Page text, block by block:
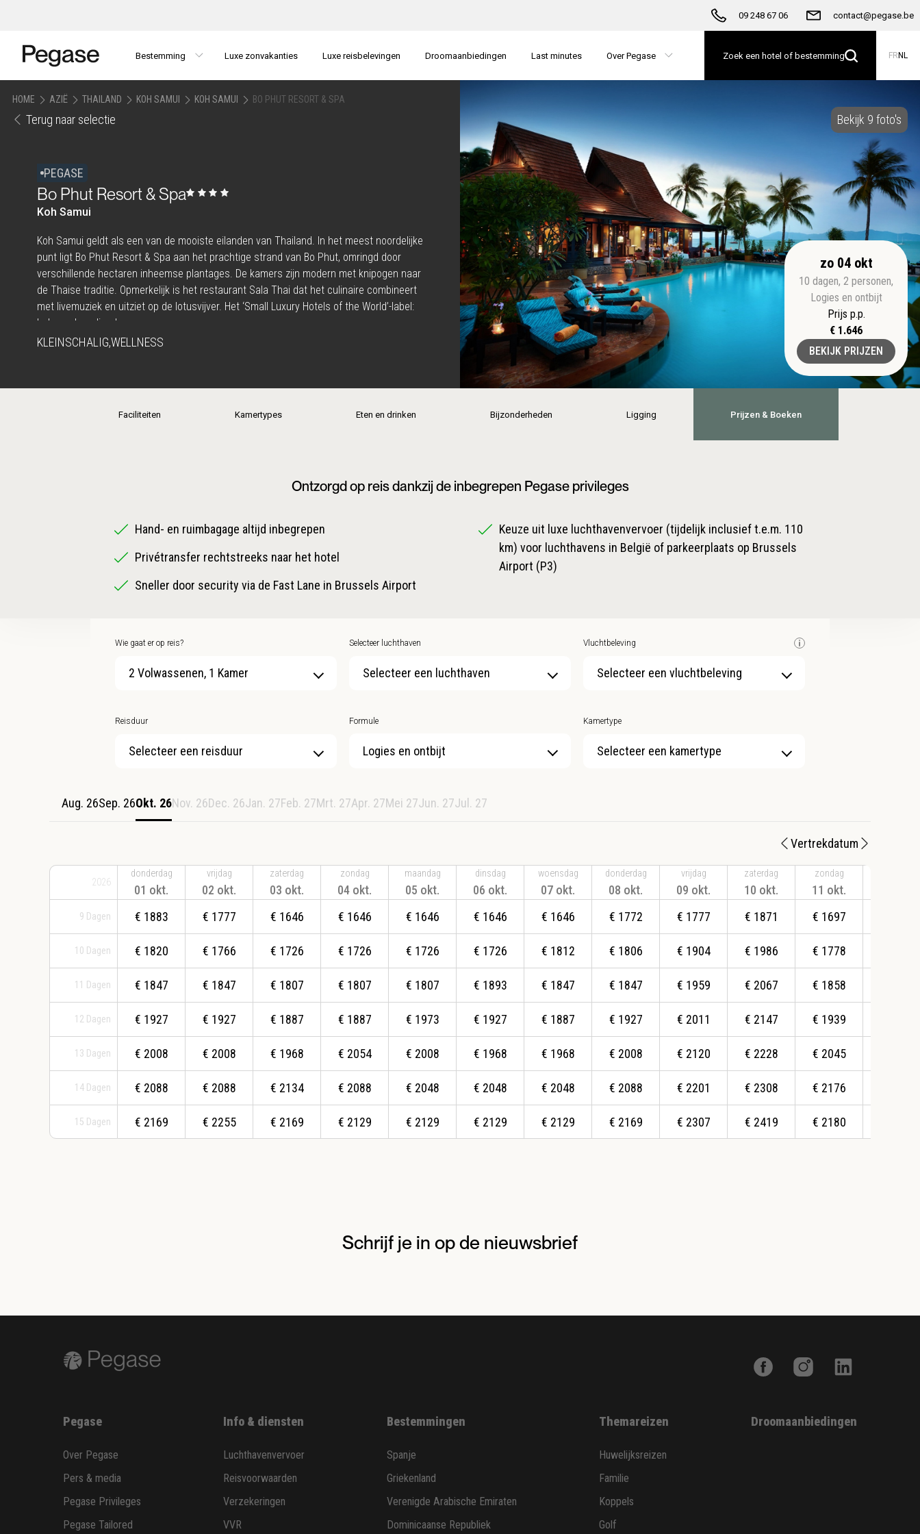
09 248 67 06 contact@pegase.be
Bestemming Luxe zonvakanties Luxe reisbelevingen Droomaanbiedingen Last minutes Over Pegase Zoek een hotel of bestemming FR NL
HOME AZIË THAILAND KOH SAMUI KOH SAMUI BO PHUT RESORT & SPA
Terug naar selectie Bekijk 9 foto's
PEGASE
Bo Phut Resort & Spa
Koh Samui
Koh Samui geldt als een van de mooiste eilanden van Thailand. In het meest noordelijke
punt ligt Bo Phut Resort & Spa aan het prachtige strand van Bo Phut, omringd door
verschillende hectaren inheemse plantages. De kamers zijn modern met knipogen naar
de Thaise traditie. Opmerkelijk is het restaurant Sala Thai dat het culinaire combineert
met livemuziek en uitziet op de lotusvijver. Het ‘Small Luxury Hotels of the World’-label:
helemaal verdiend.
KLEINSCHALIG,WELLNESS
zo 04 okt
10 dagen, 2 personen,
Logies en ontbijt
Prijs p.p.
€ 1.646
BEKIJK PRIJZEN
Faciliteiten Kamertypes Eten en drinken Bijzonderheden Ligging Prijzen & Boeken
Ontzorgd op reis dankzij de inbegrepen Pegase privileges
Hand- en ruimbagage altijd inbegrepen
Privétransfer rechtstreeks naar het hotel
Sneller door security via de Fast Lane in Brussels Airport
Keuze uit luxe luchthavenvervoer (tijdelijk inclusief t.e.m. 110
km) voor luchthavens in België of parkeerplaats op Brussels
Airport (P3)
Wie gaat er op reis?
2 Volwassenen, 1 Kamer
Selecteer luchthaven
Selecteer een luchthaven
Vluchtbeleving
Selecteer een vluchtbeleving
Reisduur
Selecteer een reisduur
Formule Kamertype
Selecteer een kamertype
Aug. 26Sep. 26Okt. 26Nov. 26Dec. 26Jan. 27Feb. 27Mrt. 27Apr. 27Mei 27Jun. 27Jul. 27
Vertrekdatum
2026
9 Dagen
10 Dagen
11 Dagen
12 Dagen
13 Dagen
14 Dagen
15 Dagen
donderdag
01 okt.
€ 1883
€ 1820
€ 1847
€ 1927
€ 2008
€ 2088
€ 2169
vrijdag
02 okt.
€ 1777
€ 1766
€ 1847
€ 1927
€ 2008
€ 2088
€ 2255
zaterdag
03 okt.
€ 1646
€ 1726
€ 1807
€ 1887
€ 1968
€ 2134
€ 2169
zondag
04 okt.
€ 1646
€ 1726
€ 1807
€ 1887
€ 2054
€ 2088
€ 2129
maandag
05 okt.
€ 1646
€ 1726
€ 1807
€ 1973
€ 2008
€ 2048
€ 2129
dinsdag
06 okt.
€ 1646
€ 1726
€ 1893
€ 1927
€ 1968
€ 2048
€ 2129
woensdag
07 okt.
€ 1646
€ 1812
€ 1847
€ 1887
€ 1968
€ 2048
€ 2129
donderdag
08 okt.
€ 1772
€ 1806
€ 1847
€ 1927
€ 2008
€ 2088
€ 2169
vrijdag
09 okt.
€ 1777
€ 1904
€ 1959
€ 2011
€ 2120
€ 2201
€ 2307
zaterdag
10 okt.
€ 1871
€ 1986
€ 2067
€ 2147
€ 2228
€ 2308
€ 2419
zondag
11 okt.
€ 1697
€ 1778
€ 1858
€ 1939
€ 2045
€ 2176
€ 2180
Schrijf je in op de nieuwsbrief
Pegase
Over Pegase
Pers & media
Pegase Privileges
Pegase Tailored
Info & diensten
Luchthavenvervoer
Reisvoorwaarden
Verzekeringen
VVR
Bestemmingen
Spanje
Griekenland
Verenigde Arabische Emiraten
Dominicaanse Republiek
Themareizen
Huwelijksreizen
Familie
Koppels
Golf
Droomaanbiedingen